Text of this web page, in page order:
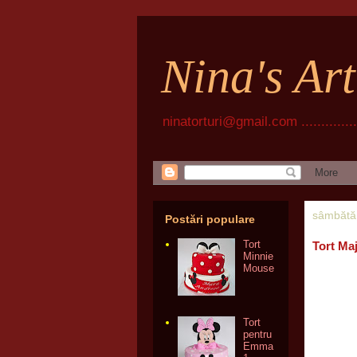
Nina's
ninatorturi@gmail.com
Tort
Postări populare
Tort
Minnie
Mouse
Tort
pentru
Emma